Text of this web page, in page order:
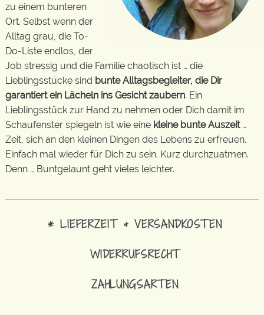
zu einem bunteren
Ort. Selbst wenn der
Alltag grau, die To-
Do-Liste endlos, der
Job stressig und die Familie chaotisch ist … die
Lieblingsstücke sind bunte Alltagsbegleiter, die Dir
garantiert ein Lächeln ins Gesicht zaubern. Ein
Lieblingsstück zur Hand zu nehmen oder Dich damit im
Schaufenster spiegeln ist wie eine kleine bunte Auszeit…
Zeit, sich an den kleinen Dingen des Lebens zu erfreuen.
Einfach mal wieder für Dich zu sein. Kurz durchzuatmen.
Denn … Buntgelaunt geht vieles leichter.
* LIEFERZEIT & VERSANDKOSTEN
WIDERRUFSRECHT
ZAHLUNGSARTEN